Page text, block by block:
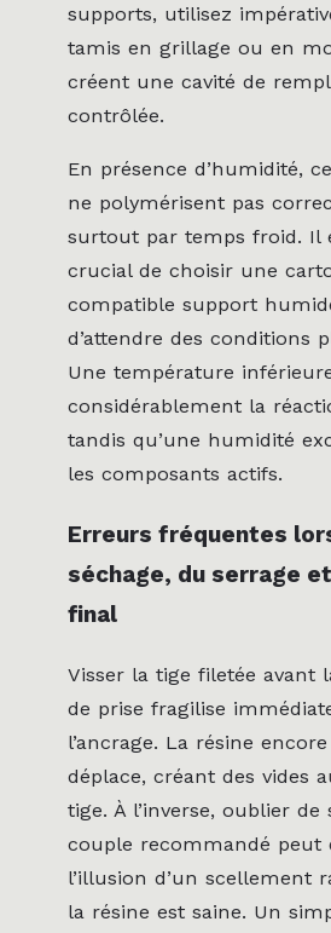
supports, utilisez
tamis en grillage ou en
créent une cavité de
contrôlée.
En présence d’humidité,
ne polymérisent pas
surtout par temps froid. Il
crucial de choisir une
compatible support
d’attendre des conditions
Une température
considérablement la
tandis qu’une humidité
les composants actifs.
Erreurs fréquentes
séchage, du serrage
final
Visser la tige filetée avant
de prise fragilise
l’ancrage. La résine
déplace, créant des vides
tige. À l’inverse, oublier de
couple recommandé peut
l’illusion d’un scellement
la résine est saine. Un